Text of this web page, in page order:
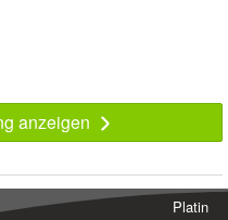
anzeigen
Platin